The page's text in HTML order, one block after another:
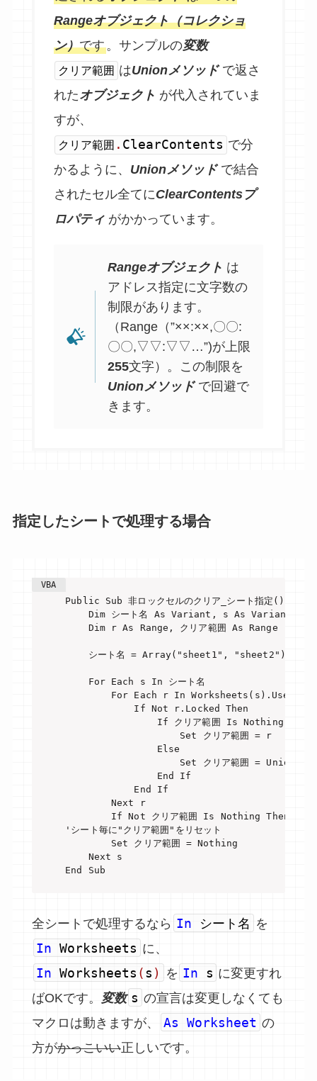
Rangeオブジェクト（コレクショ
ン）です。サンプルの変数
クリア範囲 はUnionメソッドで返さ
れたオブジェクト が代入されていま
すが、
クリア範囲 . ClearContents で分
かるように、 Unionメソッドで結合
されたセル全てにClearContentsプ
ロパティがかかっています。
Rangeオブジェクト は
アドレス指定に文字数の
制限があります。
（Range（”××:××,〇〇:
〇〇,▽▽:▽▽…”)が上限
255文字）。この制限を
Unionメソッドで回避で
きます。
指定したシートで処理する場合
Public Sub 非ロックセルのクリア_シート指定()
    Dim シート名 As Variant, s As Variant
    Dim r As Range, クリア範囲 As Range
    シート名 = Array("sheet1", "sheet2")
    For Each s In シート名
For Each r In
            If Not r.Locked Then
                If クリア範囲 Is Nothing Then
                    Set クリア範囲 = r
                Else
Set クリア範囲 = Union(ク
                End If
            End If
        Next r
If Not クリア範囲 Is Nothing Then ク
'シート毎に"クリア範囲"をリセット
        Set クリア範囲 = Nothing
    Next s
End Sub
全シートで処理するなら In シート名 を
In Worksheets に、
In Worksheets (s ) を In s に変更すれ
ばOKです。
変数 s の宣言は変更しなくても
マクロは動きますが、
As Worksheet の
方がかっこいい正しいです。